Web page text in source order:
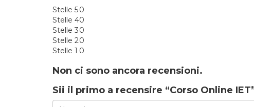
Stelle 50
Stelle 40
Stelle 30
Stelle 20
Stelle 1 0
Non ci sono ancora recensioni.
Sii il primo a recensire “Corso Online